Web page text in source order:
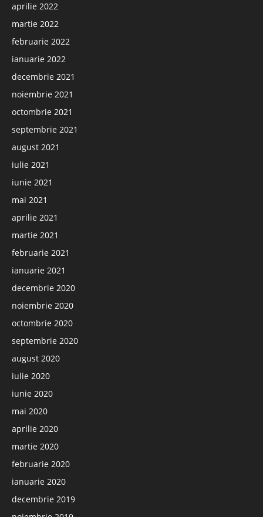
aprilie 2022
martie 2022
februarie 2022
ianuarie 2022
decembrie 2021
noiembrie 2021
octombrie 2021
septembrie 2021
august 2021
iulie 2021
iunie 2021
mai 2021
aprilie 2021
martie 2021
februarie 2021
ianuarie 2021
decembrie 2020
noiembrie 2020
octombrie 2020
septembrie 2020
august 2020
iulie 2020
iunie 2020
mai 2020
aprilie 2020
martie 2020
februarie 2020
ianuarie 2020
decembrie 2019